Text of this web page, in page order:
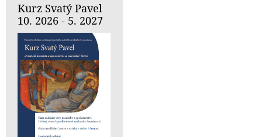
Kurz Svatý Pavel
10. 2026 - 5. 2027